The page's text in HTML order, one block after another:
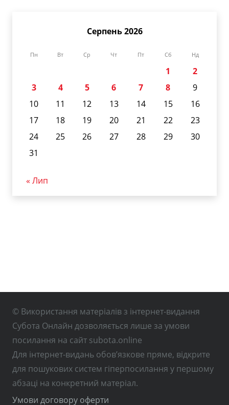
Серпень 2026
Пн Вт Ср Чт Пт Сб Нд
1
2
3
4 5 6 7 8
9
10
11 12 13 14 15
16
17
18 19 20 21 22
23
24
25 26 27 28 29
30
31
« Лип
© Використання матеріалів з інтернет-видання
Субота Онлайн дозволяється лише за умови
посилання на сайт subota.online
Для інтернет-видань обов’язкове пряме, відкрите
для пошукових систем гіперпосилання у першому
абзаці на конкретний матеріал.
Умови договору оферти